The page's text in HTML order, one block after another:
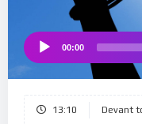
Audio
00:00
13:10 Devant